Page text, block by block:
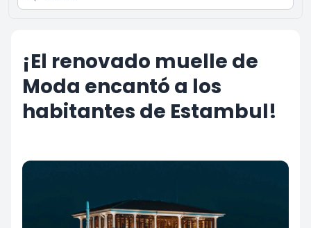
¡El renovado muelle de
Moda encantó a los
habitantes de Estambul!